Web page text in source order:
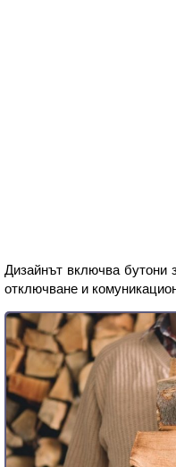
Дизайнът включва бутони
отключване и